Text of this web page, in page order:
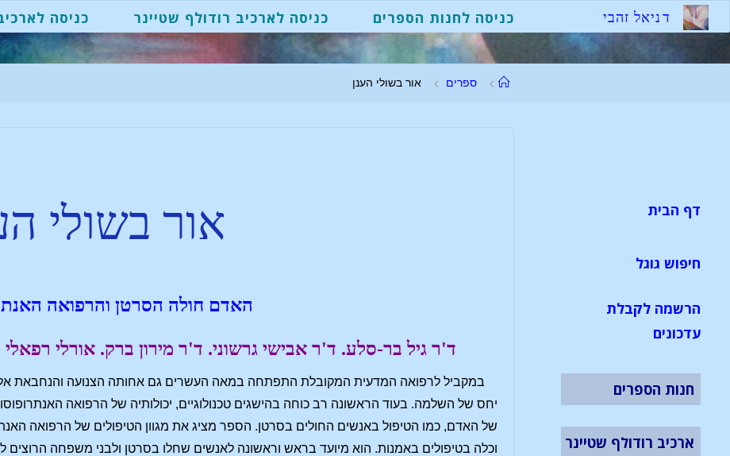
דניאל זהבי כניסה לחנות הספרים כניסה לארכיב רודולף שטיינר כניסה
ספרים אור בשולי הענן
אור בשולי
האדם חולה הסרטן והרפואה
ד'ר גיל בר-סלע. ד'ר אבישי גרשוני. ד'ר מירון ברק. אורלי
במקביל לרפואה המדעית המקובלת התפתחה במאה העשרים גם אחותה הצנועה והנחבאת אל
יחס של השלמה. בעוד הראשונה רב כוחה בהישגים טכנולוגיים, יכולותיה של הרפואה
של האדם, כמו הטיפול באנשים החולים בסרטן. הספר מציג את מגוון הטיפולים של הרפואה
וכלה בטיפולים באמנות. הוא מיועד בראש וראשונה לאנשים שחלו בסרטן ולבני משפחה
דף הבית
חיפוש גוגל
הרשמה לקבלת
עדכונים
חנות הספרים
ארכיב רודולף שטיינר